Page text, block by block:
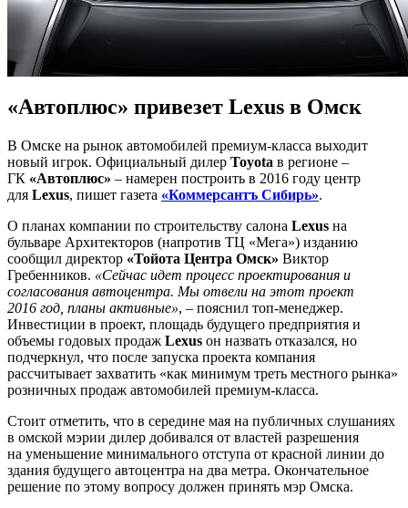
«Автоплюс» привезет Lexus в Омск
В Омске на рынок автомобилей премиум-класса выходит
новый игрок. Официальный дилер Toyota в регионе –
ГК «Автоплюс» – намерен построить в 2016 году центр
для Lexus, пишет газета «Коммерсантъ Сибирь».
О планах компании по строительству салона Lexus на
бульваре Архитекторов (напротив ТЦ «Мега») изданию
сообщил директор «Тойота Центра Омск» Виктор
Гребенников. «Сейчас идет процесс проектирования и
согласования автоцентра. Мы отвели на этот проект
2016 год, планы активные», – пояснил топ-менеджер.
Инвестиции в проект, площадь будущего предприятия и
объемы годовых продаж Lexus он назвать отказался, но
подчеркнул, что после запуска проекта компания
рассчитывает захватить «как минимум треть местного рынка»
розничных продаж автомобилей премиум-класса.
Стоит отметить, что в середине мая на публичных слушаниях
в омской мэрии дилер добивался от властей разрешения
на уменьшение минимального отступа от красной линии до
здания будущего автоцентра на два метра. Окончательное
решение по этому вопросу должен принять мэр Омска.